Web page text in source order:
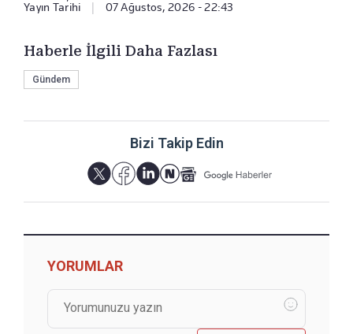
Yayın Tarihi 07 Ağustos, 2026 - 22:43
Haberle İlgili Daha Fazlası
Gündem
Bizi Takip Edin
YORUMLAR